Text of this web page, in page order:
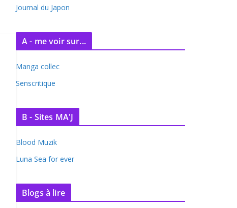
e
Journal du Japon
A - me voir sur...
Manga collec
Senscritique
B - Sites MA'J
Blood Muzik
Luna Sea for ever
Blogs à lire